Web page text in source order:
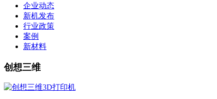
企业动态
新机发布
行业政策
案例
新材料
创想三维